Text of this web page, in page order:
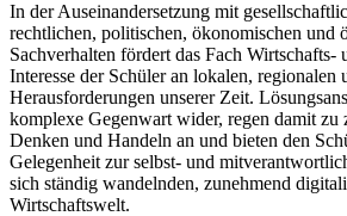
In der Auseinandersetzung mit
rechtlichen, politischen, ökonomischen und
Sachverhalten fördert das Fach Wirtschafts-
Interesse der Schüler an lokalen, regionalen
Herausforderungen unserer Zeit.
komplexe Gegenwart wider, regen damit zu
Denken und Handeln an und bieten den
Gelegenheit zur selbst- und
sich ständig wandelnden, zunehmend
Wirtschaftswelt.